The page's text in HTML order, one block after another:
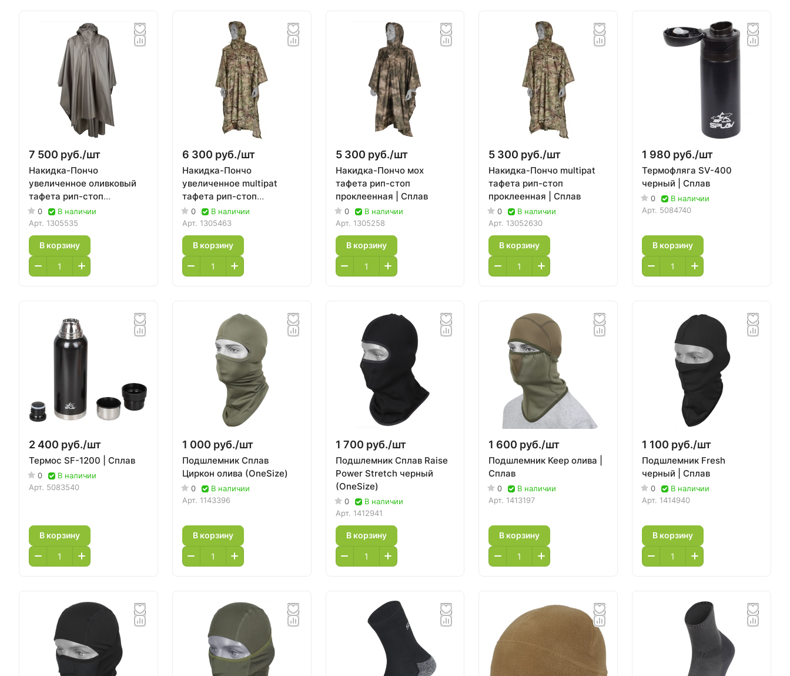
7 500 руб./шт
Накидка-Пончо
увеличенное оливковый
тафета рип-стоп
проклеенная | Сплав
0
В наличии
Арт. 1305535
В корзину
6 300 руб./шт
Накидка-Пончо
увеличенное multipat
тафета рип-стоп
проклеенная | Сплав
0
В наличии
Арт. 1305463
В корзину
5 300 руб./шт
Накидка-Пончо мох
тафета рип-стоп
проклеенная | Сплав
0
В наличии
Арт. 1305258
В корзину
5 300 руб./шт
Накидка-Пончо multipat
тафета рип-стоп
проклеенная | Сплав
0
В наличии
Арт. 13052630
В корзину
1 980 руб./шт
Термофляга SV-400
черный | Сплав
0
В наличии
Арт. 5084740
В корзину
2 400 руб./шт
Термос SF-1200 | Сплав
0
В наличии
Арт. 5083540
В корзину
1 000 руб./шт
Подшлемник Сплав
Циркон олива (OneSize)
0
В наличии
Арт. 1143396
В корзину
1 700 руб./шт
Подшлемник Сплав Raise
Power Stretch черный
(OneSize)
0
В наличии
Арт. 1412941
В корзину
1 600 руб./шт
Подшлемник Keep олива |
Сплав
0
В наличии
Арт. 1413197
В корзину
1 100 руб./шт
Подшлемник Fresh
черный | Сплав
0
В наличии
Арт. 1414940
В корзину